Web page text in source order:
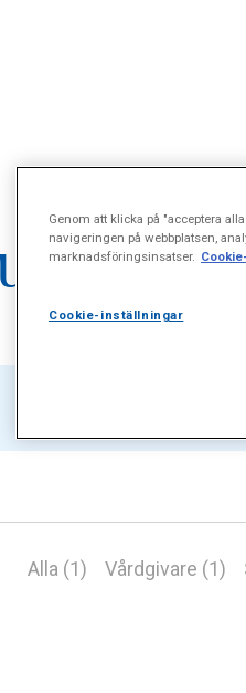
Alla (1) Vårdgivare (1)
Genom att klicka på "acceptera
navigeringen på webbplatsen,
marknadsföringsinsatser.
Cookie-inställningar